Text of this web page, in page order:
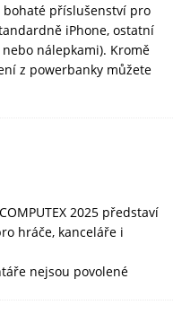
bohaté příslušenství pro
iPhone, ostatní
nálepkami). Kromě
z powerbanky můžete
2025 představí
hráče, kanceláře i
nejsou povolené